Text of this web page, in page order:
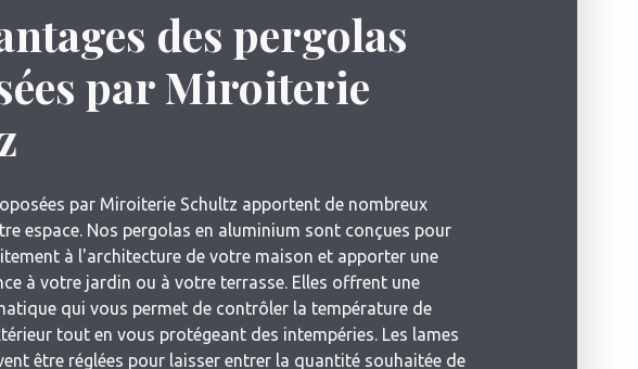
des pergolas
par Miroiterie
par Miroiterie Schultz apportent de nombreux
espace. Nos pergolas en aluminium sont conçues pour
à l'architecture de votre maison et apporter une
à votre jardin ou à votre terrasse. Elles offrent une
qui vous permet de contrôler la température de
tout en vous protégeant des intempéries. Les lames
être réglées pour laisser entrer la quantité souhaitée de